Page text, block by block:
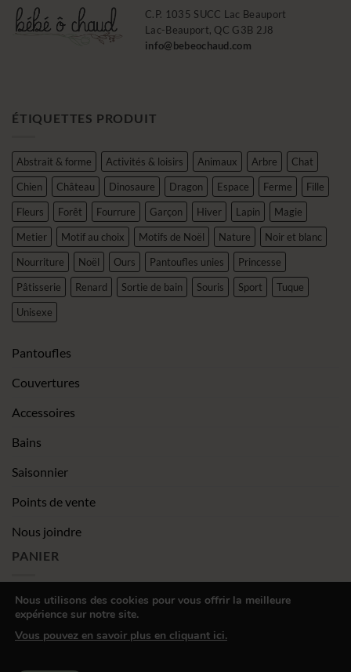
C.P. 1035 SUCC Lac Beauport
Lac-Beauport, QC G3B 2J8
info@bebeochaud.com
ÉTIQUETTES PRODUIT
Abstrait & forme Activités & loisirs Animaux Arbre
Chat
Chien
Château Dinosaure Dragon Espace Ferme
Fille
Fleurs
Forêt Fourrure Garçon Hiver Lapin
Magie
Metier
Motif au choix Motifs de Noël Nature
Noir et blanc
Nourriture
Noël Ours Pantoufles unies
Princesse
Pâtisserie
Renard Sortie de bain Souris Sport
Tuque
Unisexe
Pantoufles
Couvertures
Accessoires
Bains
Saisonnier
Points de vente
Nous joindre
PANIER
Conditions générales de vente
Nous utilisons des cookies pour vous offrir la meilleure
expérience sur notre site.
Vous pouvez en savoir plus en cliquant ici.